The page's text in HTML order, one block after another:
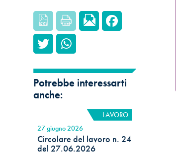
Potrebbe interessarti
anche:
LAVORO
27 giugno 2026
Circolare del lavoro n. 24
del 27.06.2026